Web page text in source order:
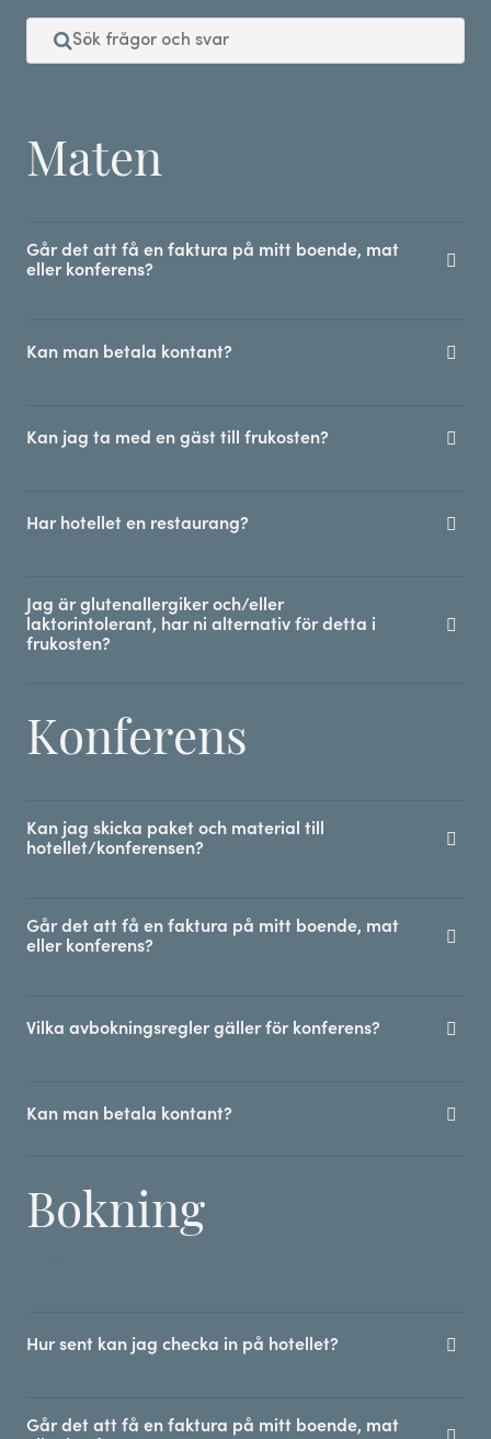
Maten
Går det att få en faktura på mitt boende, mat
eller konferens?
Kan man betala kontant?
Kan jag ta med en gäst till frukosten?
Har hotellet en restaurang?
Jag är glutenallergiker och/eller
laktorintolerant, har ni alternativ för detta i
frukosten?
Konferens
Kan jag skicka paket och material till
hotellet/konferensen?
Går det att få en faktura på mitt boende, mat
eller konferens?
Vilka avbokningsregler gäller för konferens?
Kan man betala kontant?
Bokning
Hur sent kan jag checka in på hotellet?
Går det att få en faktura på mitt boende, mat